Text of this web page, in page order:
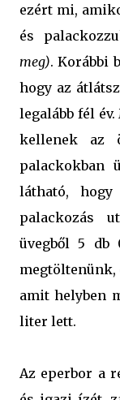
ezért mi,
és
meg). Korábbi
hogy az
legalább fél
kellenek az
palackokban
látható,
palackozás
üvegből 5 db
megtöltenünk,
amit helyben
liter lett.
Az eperbor a